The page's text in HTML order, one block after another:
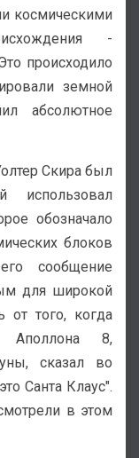
космическими
-
происходило
земной
абсолютное
Скира был
использовал
обозначало
блоков
сообщение
для широкой
от того, когда
8,
сказал во
Санта Клаус".
в этом